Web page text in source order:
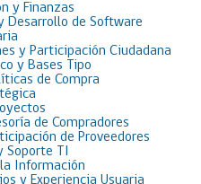
y Finanzas
Desarrollo de Software
y Participación Ciudadana
y Bases Tipo
de Compra
de Compradores
de Proveedores
TI
Información
y Experiencia Usuaria